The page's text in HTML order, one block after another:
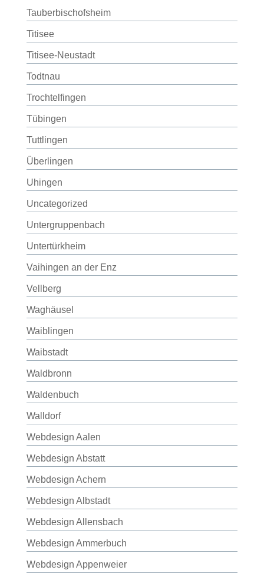
Tauberbischofsheim
Titisee
Titisee-Neustadt
Todtnau
Trochtelfingen
Tübingen
Tuttlingen
Überlingen
Uhingen
Uncategorized
Untergruppenbach
Untertürkheim
Vaihingen an der Enz
Vellberg
Waghäusel
Waiblingen
Waibstadt
Waldbronn
Waldenbuch
Walldorf
Webdesign Aalen
Webdesign Abstatt
Webdesign Achern
Webdesign Albstadt
Webdesign Allensbach
Webdesign Ammerbuch
Webdesign Appenweier